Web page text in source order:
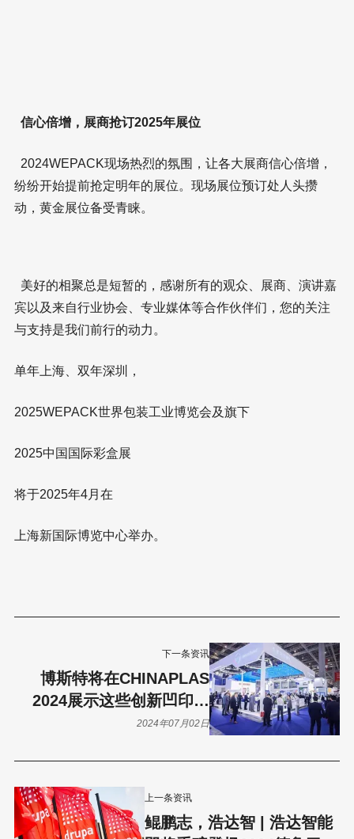
信心倍增，展商抢订2025年展位
2024WEPACK现场热烈的氛围，让各大展商信心倍增，
纷纷开始提前抢定明年的展位。现场展位预订处人头攒
动，黄金展位备受青睐。
美好的相聚总是短暂的，感谢所有的观众、展商、演讲嘉
宾以及来自行业协会、专业媒体等合作伙伴们，您的关注
与支持是我们前行的动力。
单年上海、双年深圳，
2025WEPACK世界包装工业博览会及旗下
2025中国国际彩盒展
将于2025年4月在
上海新国际博览中心举办。
上一条资讯
鲲鹏志，浩达智 | 浩达智能
下一条资讯
博斯特将在CHINAPLAS
2024展示这些创新凹印技
术，不容错过！
2024年07月02日